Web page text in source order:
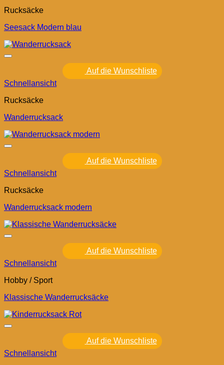
Rucksäcke
Seesack Modern blau
Auf die Wunschliste
Schnellansicht
Rucksäcke
Wanderrucksack
Auf die Wunschliste
Schnellansicht
Rucksäcke
Wanderrucksack modern
Auf die Wunschliste
Schnellansicht
Hobby / Sport
Klassische Wanderrucksäcke
Auf die Wunschliste
Schnellansicht